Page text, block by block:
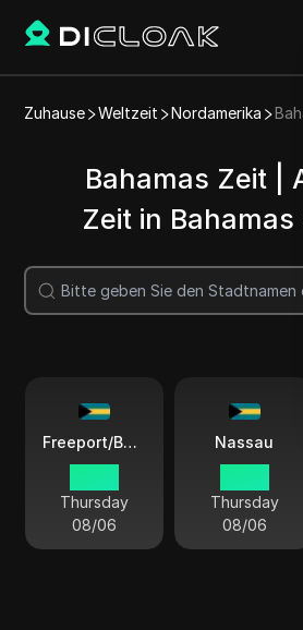
Zuhause Weltzeit Nordamerika
Bahamas Zeit |
Zeit in Bahamas
Freeport/Bahamas Freeport
Thursday
08/06
Nassau
Thursday
08/06